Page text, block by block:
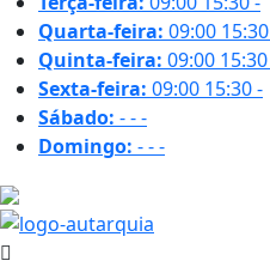
Quarta-feira: 09:00 15:30
Quinta-feira: 09:00 15:30
Sexta-feira: 09:00 15:30-
Sábado: ---
Domingo: ---